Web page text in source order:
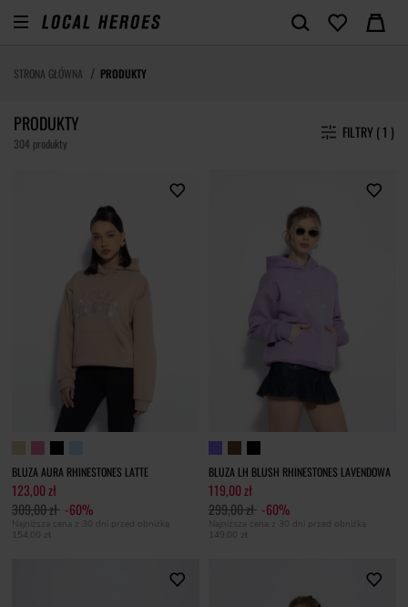
STRONA GŁÓWNA PRODUKTY
PRODUKTY
304 produkty
FILTRY ( 1 )
BLUZA AURA RHINESTONES LATTE
123,00 zł
309,00 zł -60%
Najniższa cena z 30 dni przed obniżką
154,00 zł
BLUZA LH BLUSH RHINESTONES LAVENDOWA
119,00 zł
299,00 zł -60%
Najniższa cena z 30 dni przed obniżką
149,00 zł